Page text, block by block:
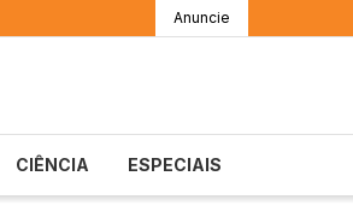
Anuncie
CIÊNCIA ESPECIAIS